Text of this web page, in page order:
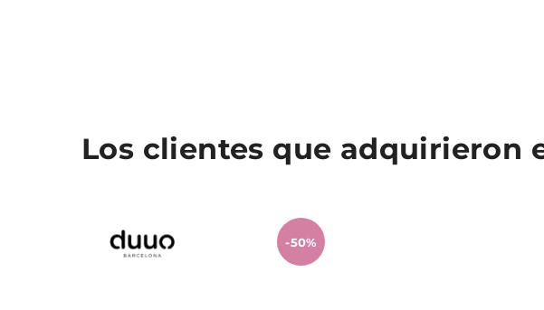
Los clientes que adquirieron
-50%